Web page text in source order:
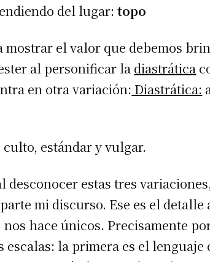
del lugar:topo
mostrar el valor que debemos
al personificar la diastrática
en otra variación: Diastrática:
estándar y vulgar.
estas tres
mi discurso. Ese es el
hace únicos. Precisamente
la primera es el lenguaje